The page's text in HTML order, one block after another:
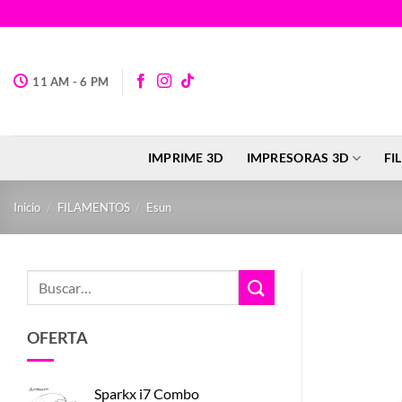
al
11 AM - 6 PM
IMPRIME 3D IMPRESORAS 3D
Inicio / FILAMENTOS / Esun
OFERTA
Sparkx i7 Combo